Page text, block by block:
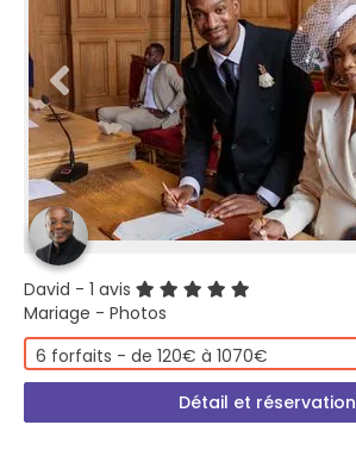
David - 1 avis
Mariage - Photos
6 forfaits - de 120€ à 1070€
Détail et réservation